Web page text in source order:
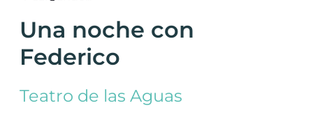
Una noche con
Federico
Teatro de las Aguas